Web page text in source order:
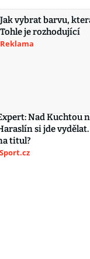
Jak vybrat barvu,
Tohle je rozhodující
Reklama
Nad Kuchtou
si jde
titul?